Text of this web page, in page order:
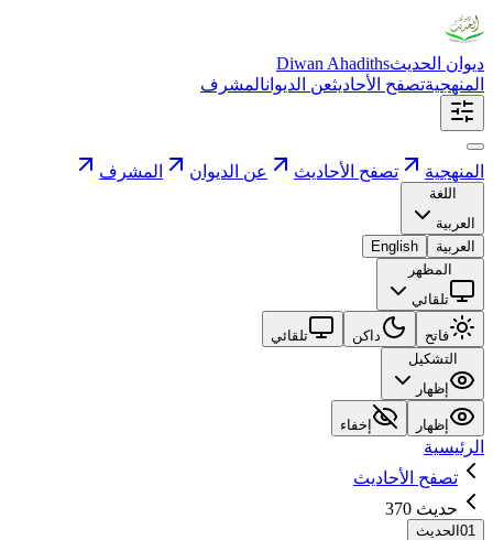
ديوان الحديثDiwan Ahadiths
المنهجيةتصفح الأحاديثعن الديوانالمشرف
المنهجية تصفح الأحاديث عن الديوان المشرف
اللغة
العربية
العربية
English
المظهر
تلقائي
فاتح داكن
تلقائي
التشكيل
إظهار
إظهار إخفاء
الرئيسية
تصفح الأحاديث
حديث 370
01 الحديث